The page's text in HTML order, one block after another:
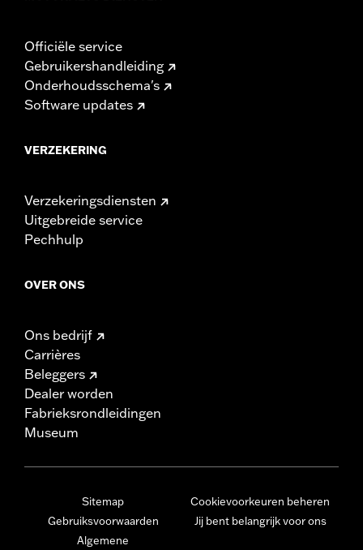
Officiële service
Gebruikershandleiding
Onderhoudsschema's
Software updates
VERZEKERING
Verzekeringsdiensten
Uitgebreide service
Pechhulp
OVER ONS
Ons bedrijf
Carrières
Beleggers
Dealer worden
Fabrieksrondleidingen
Museum
Sitemap
Gebruiksvoorwaarden
Algemene
Cookievoorkeuren beheren
Jij bent belangrijk voor ons